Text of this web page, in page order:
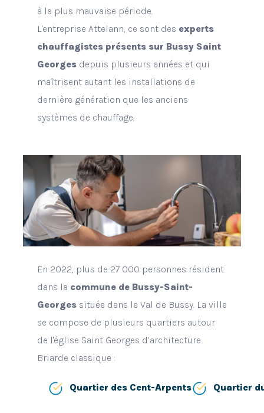
à la plus mauvaise période.
L'entreprise Attelann, ce sont des experts
chauffagistes présents sur Bussy Saint
Georges depuis plusieurs années et qui
maîtrisent autant les installations de
dernière génération que les anciens
systèmes de chauffage.
En 2022, plus de 27 000 personnes résident
dans la commune de Bussy-Saint-
Georges située dans le Val de Bussy. La ville
se compose de plusieurs quartiers autour
de l'église Saint Georges d’architecture
Briarde classique :
Quartier des Cent-Arpents Quartier